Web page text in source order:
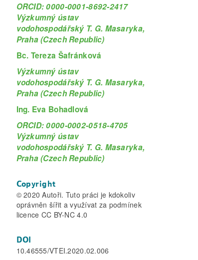
ORCID: 0000-0001-8692-2417
Výzkumný ústav
vodohospodářský T. G. Masaryka,
Praha (Czech Republic)
Bc. Tereza Šafránková
Výzkumný ústav
vodohospodářský T. G. Masaryka,
Praha (Czech Republic)
Ing. Eva Bohadlová
ORCID: 0000-0002-0518-4705
Výzkumný ústav
vodohospodářský T. G. Masaryka,
Praha (Czech Republic)
Copyright
© 2020 Autoři. Tuto práci je kdokoliv
oprávněn šířit a využívat za podmínek
licence CC BY-NC 4.0
DOI
10.46555/VTEI.2020.02.006